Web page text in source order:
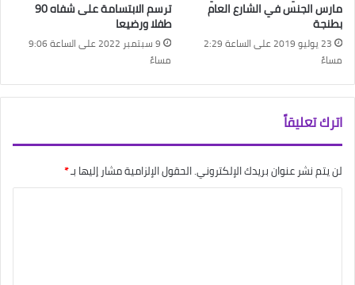
مارس الجنس في الشارع العام
بطنجة
23 يوليو 2019 على الساعة 2:29
مساءً
ترسم الابتسامة على شفاه 90
طفلا ورضيعا
9 سبتمبر 2022 على الساعة 9:06
مساءً
اترك تعليقاً
لن يتم نشر عنوان بريدك الإلكتروني.الحقول الإلزامية مشار إليها بـ*